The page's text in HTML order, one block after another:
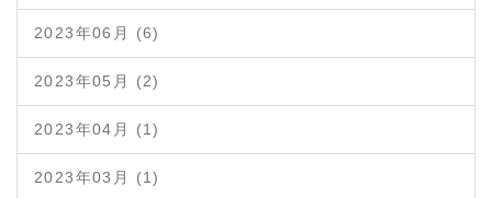
2023年06月 (6)
2023年05月 (2)
2023年04月 (1)
2023年03月 (1)